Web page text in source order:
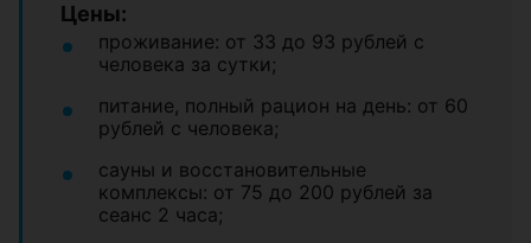
Цены:
проживание: от 33 до 93 рублей с
человека за сутки;
питание, полный рацион на день: от 60
рублей с человека;
сауны и восстановительные
комплексы: от 75 до 200 рублей за
сеанс 2 часа;